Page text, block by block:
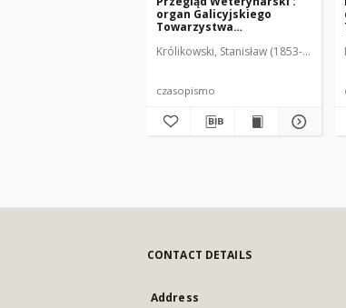
organ Galicyjskiego
Towarzystwa
czasopismo poświęcone
Królikowski, Stanisław (1853-1924).
czasopismo
CONTACT DETAILS
Address